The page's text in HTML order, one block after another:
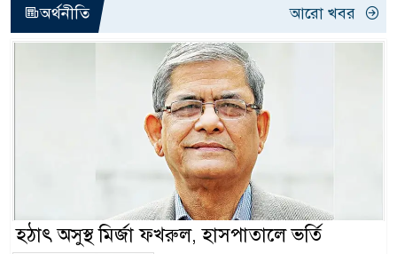
অর্থনীতি আরো খবর
হঠাৎ অসুস্থ মির্জা ফখরুল, হাসপাতালে ভর্তি